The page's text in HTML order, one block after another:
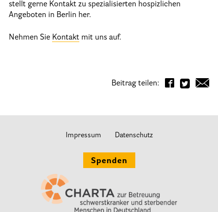
Informationen
Hospizgedanke
Patientenverfügung – Vorsorgevollmacht –
Flyer und Broschüren zum Download
Veranstaltungen
stellt gerne Kontakt zu spezialisierten hospizlichen
Angeboten in Berlin her.
Nehmen Sie Kontakt mit uns auf.
Beitrag teilen:
Spenden
Impressum Datenschutz